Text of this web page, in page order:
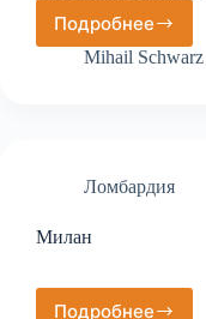
Подробнее
Бергамо
Mihail Schwarz
Ломбардия
Милан
Подробнее